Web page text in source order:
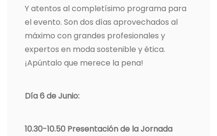
Y atentos al completísimo programa para
el evento. Son dos días aprovechados al
máximo con grandes profesionales y
expertos en moda sostenible y ética.
¡Apúntalo que merece la pena!
Día 6 de Junio:
10.30-10.50 Presentación de la Jornada